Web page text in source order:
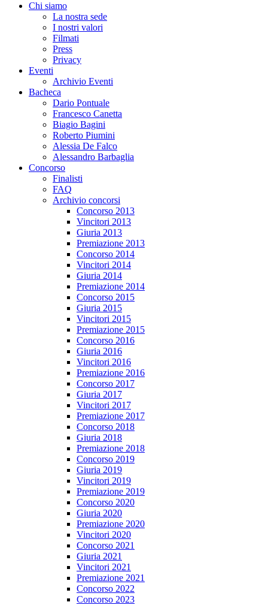
Chi siamo
La nostra sede
I nostri valori
Filmati
Press
Privacy
Eventi
Archivio Eventi
Bacheca
Dario Pontuale
Francesco Canetta
Biagio Bagini
Roberto Piumini
Alessia De Falco
Alessandro Barbaglia
Concorso
Finalisti
FAQ
Archivio concorsi
Concorso 2013
Vincitori 2013
Giuria 2013
Premiazione 2013
Concorso 2014
Vincitori 2014
Giuria 2014
Premiazione 2014
Concorso 2015
Giuria 2015
Vincitori 2015
Premiazione 2015
Concorso 2016
Giuria 2016
Vincitori 2016
Premiazione 2016
Concorso 2017
Giuria 2017
Vincitori 2017
Premiazione 2017
Concorso 2018
Giuria 2018
Premiazione 2018
Concorso 2019
Giuria 2019
Vincitori 2019
Premiazione 2019
Concorso 2020
Giuria 2020
Premiazione 2020
Vincitori 2020
Concorso 2021
Giuria 2021
Vincitori 2021
Premiazione 2021
Concorso 2022
Concorso 2023